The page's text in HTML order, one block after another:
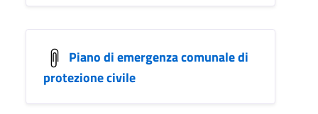
Piano di emergenza comunale di
protezione civile